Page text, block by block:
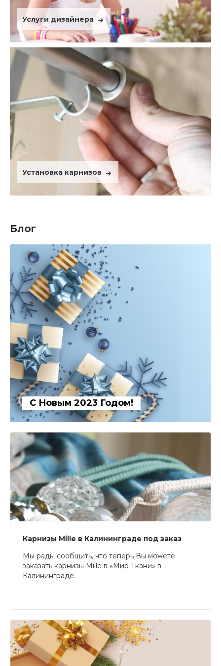
Услуги дизайнера
Установка карнизов
Блог
С Новым 2023 Годом!
Карнизы Mille в Калининграде под заказ
Мы рады сообщить, что теперь Вы можете
заказать карнизы Mille в «Мир Ткани» в
Калининграде.